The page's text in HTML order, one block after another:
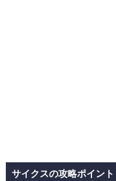
サイクスの攻略ポイント